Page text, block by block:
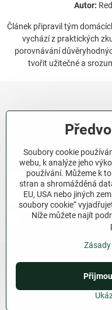
Autor:
Článek připravil tým
vychází z praktických
porovnávání
tvořit užitečné a
Chci se přihlásit k
©2026Copyright
Vytvořeno
Soubory cookie
webu, k analýze jeho
používání. Můžeme k
stran a shromážděná
EU, USA nebo jiných
soubory cookie“
Níže můžete najít